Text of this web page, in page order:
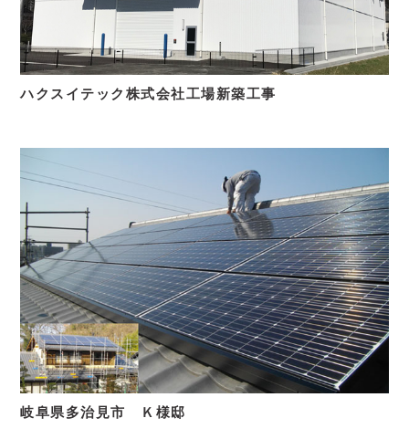
ハクスイテック株式会社工場新築工事
岐阜県多治見市 Ｋ様邸